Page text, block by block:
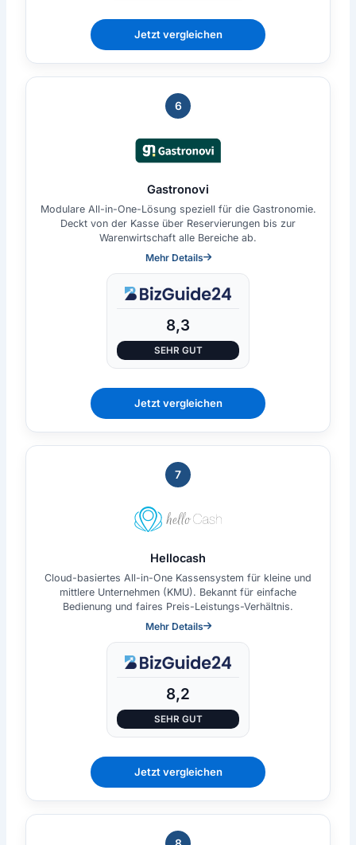
Jetzt vergleichen
6
Gastronovi
Modulare All-in-One-Lösung speziell für die Gastronomie.
Deckt von der Kasse über Reservierungen bis zur
Warenwirtschaft alle Bereiche ab.
Mehr Details
8,3
SEHR GUT
Jetzt vergleichen
7
Hellocash
Cloud-basiertes All-in-One Kassensystem für kleine und
mittlere Unternehmen (KMU). Bekannt für einfache
Bedienung und faires Preis-Leistungs-Verhältnis.
Mehr Details
8,2
SEHR GUT
Jetzt vergleichen